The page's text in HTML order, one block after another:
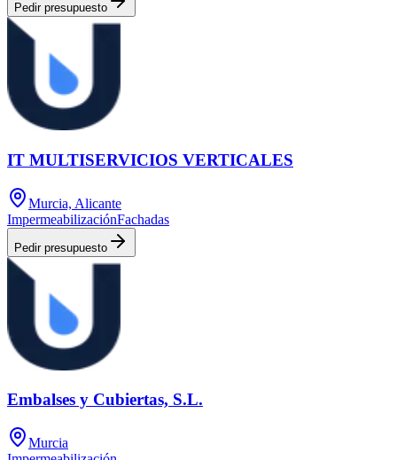
Pedir presupuesto
IT MULTISERVICIOS VERTICALES
Murcia, Alicante
ImpermeabilizaciónFachadas
Pedir presupuesto
Embalses y Cubiertas, S.L.
Murcia